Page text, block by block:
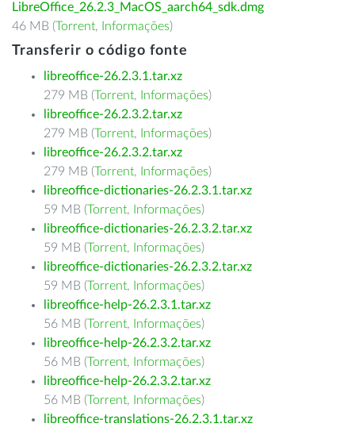
LibreOffice_26.2.3_MacOS_aarch64_sdk.dmg
46 MB (Torrent, Informações)
Transferir o código fonte
libreoffice-26.2.3.1.tar.xz
279 MB (Torrent, Informações)
libreoffice-26.2.3.2.tar.xz
279 MB (Torrent, Informações)
libreoffice-26.2.3.2.tar.xz
279 MB (Torrent, Informações)
libreoffice-dictionaries-26.2.3.1.tar.xz
59 MB (Torrent, Informações)
libreoffice-dictionaries-26.2.3.2.tar.xz
59 MB (Torrent, Informações)
libreoffice-dictionaries-26.2.3.2.tar.xz
59 MB (Torrent, Informações)
libreoffice-help-26.2.3.1.tar.xz
56 MB (Torrent, Informações)
libreoffice-help-26.2.3.2.tar.xz
56 MB (Torrent, Informações)
libreoffice-help-26.2.3.2.tar.xz
56 MB (Torrent, Informações)
libreoffice-translations-26.2.3.1.tar.xz